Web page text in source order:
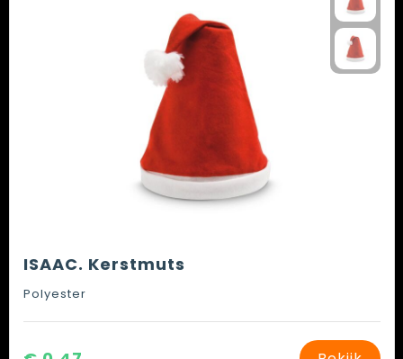
ISAAC. Kerstmuts
Polyester